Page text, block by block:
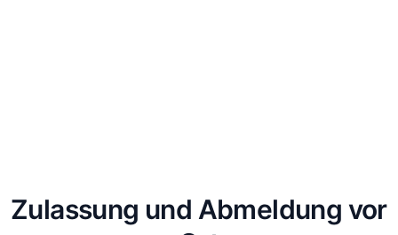
Zulassung und Abmeldung vor